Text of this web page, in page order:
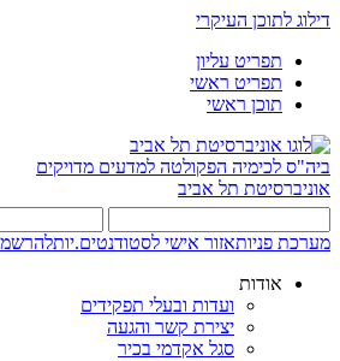
דילוג לתוכן העיקרי
תפריט עליון
תפריט ראשי
תוכן ראשי
ביה"ס לכימיה הפקולטה למדעים מדויקים
אוניברסיטת תל אביב
מערכת פניותאזור אישי לסטודנטים.יות
אודות
ועדות ובעלי תפקידים
יצירת קשר והגעה
סגל אקדמי בכיר